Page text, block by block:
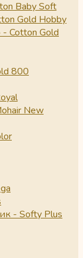
Baby Soft
Gold Hobby
Cotton Gold
800
New
- Softy Plus